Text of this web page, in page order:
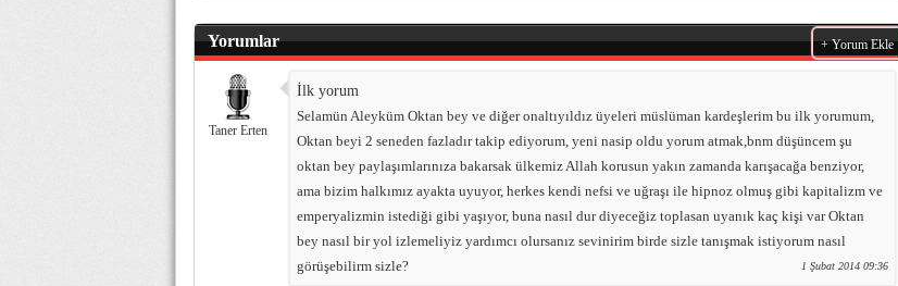
Yorumlar + Yorum Ekle
Taner Erten
İlk yorum
Selamün Aleyküm Oktan bey ve diğer onaltıyıldız üyeleri müslüman kardeşlerim bu ilk yorumum,
Oktan beyi 2 seneden fazladır takip ediyorum, yeni nasip oldu yorum atmak,bnm düşüncem şu
oktan bey paylaşımlarınıza bakarsak ülkemiz Allah korusun yakın zamanda karışacağa benziyor,
ama bizim halkımız ayakta uyuyor, herkes kendi nefsi ve uğraşı ile hipnoz olmuş gibi kapitalizm ve
emperyalizmin istediği gibi yaşıyor, buna nasıl dur diyeceğiz toplasan uyanık kaç kişi var Oktan
bey nasıl bir yol izlemeliyiz yardımcı olursanız sevinirim birde sizle tanışmak istiyorum nasıl
görüşebilirm sizle?
1 Şubat 2014 09:36